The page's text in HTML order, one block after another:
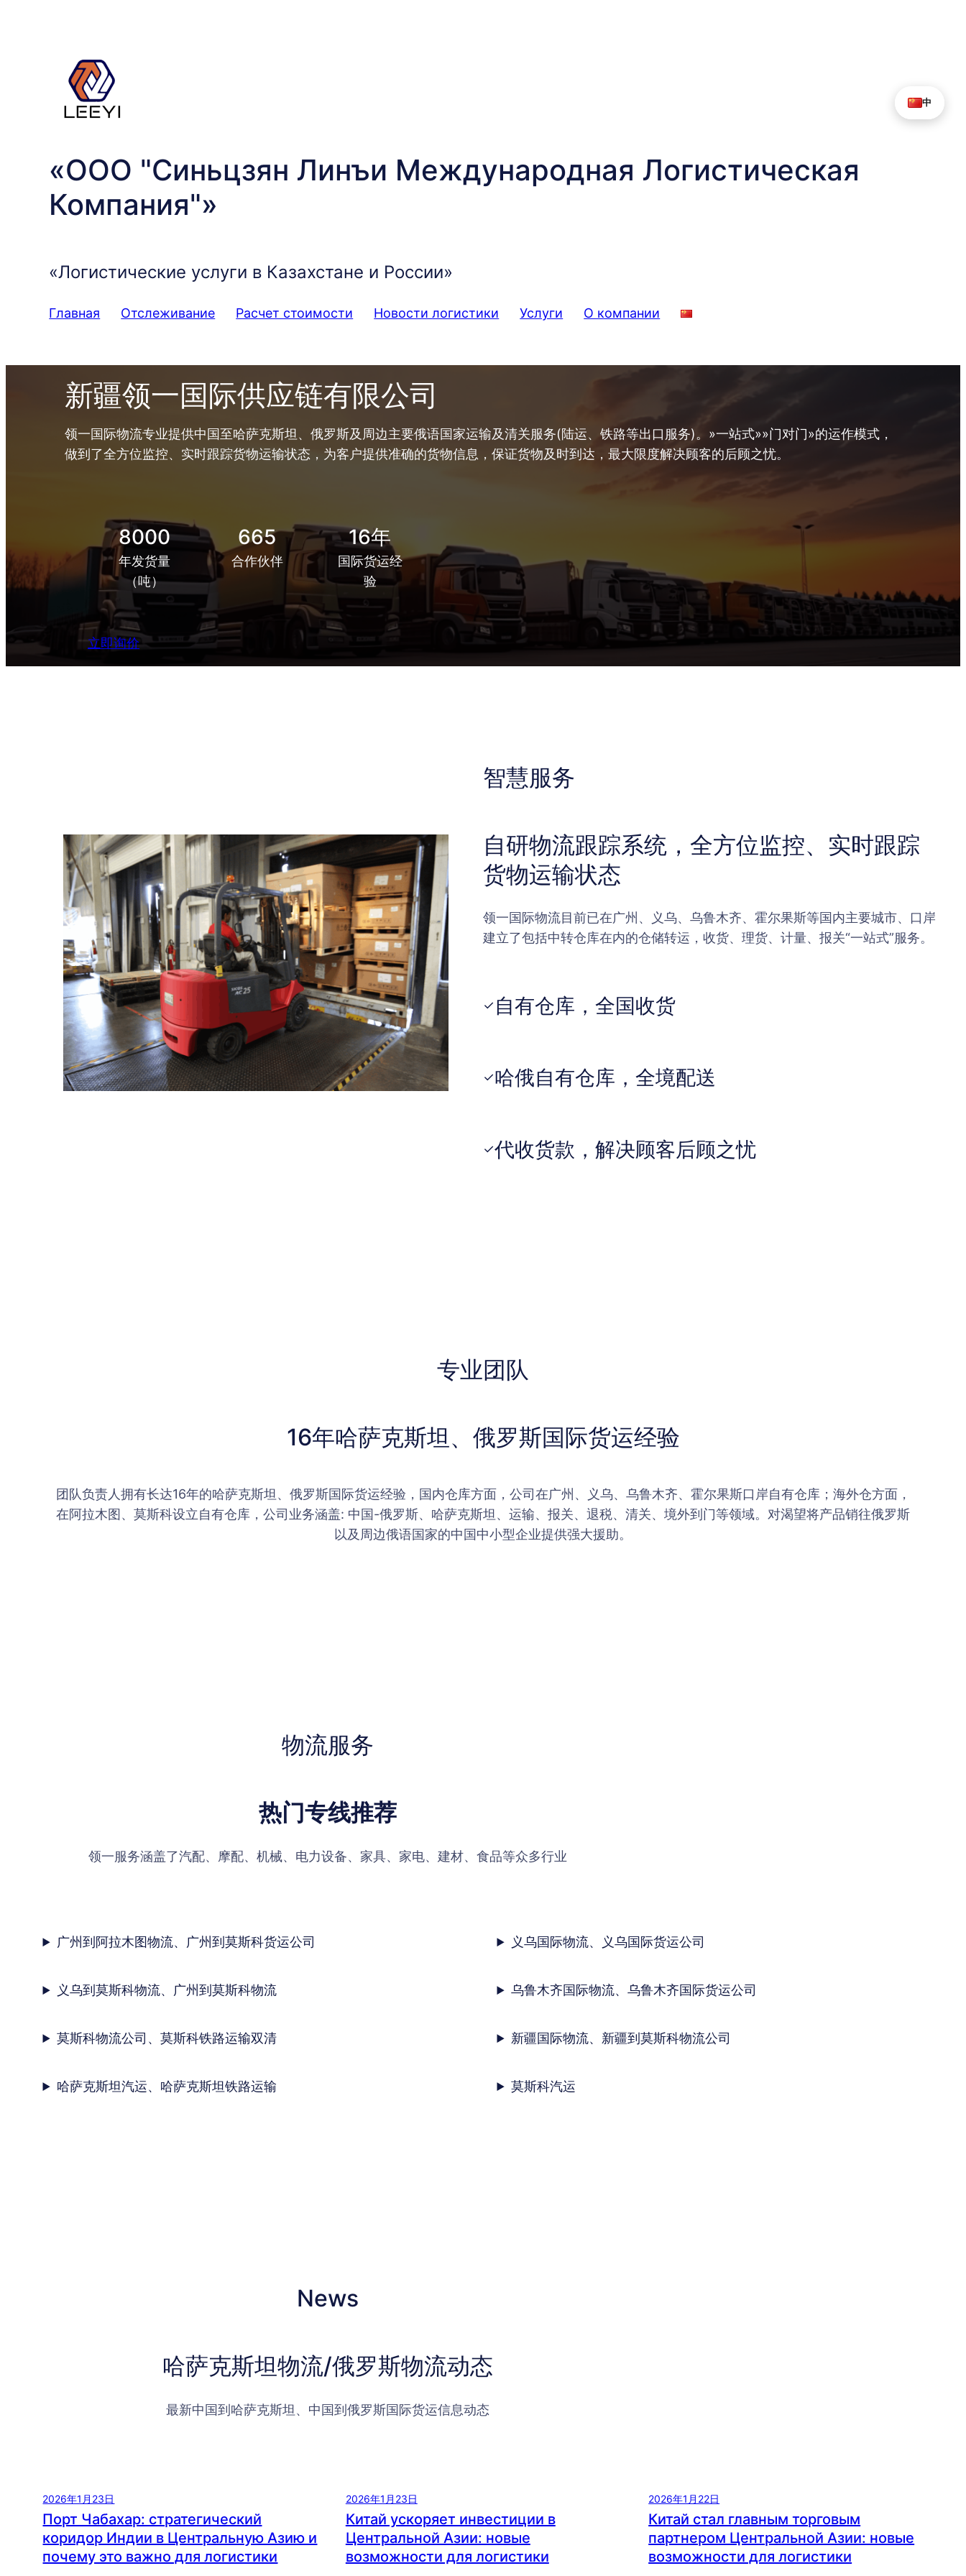
«ООО "Синьцзян Линъи Международная Логистическая
Компания"»
«Логистические услуги в Казахстане и России»
Главная Отслеживание Расчет стоимости Новости логистики Услуги О компании
新疆领一国际供应链有限公司
领一国际物流专业提供中国至哈萨克斯坦、俄罗斯及周边主要俄语国家运输及清关服务(陆运、铁路等出口服务)。»一站式»»门对门»的运作模式，
做到了全方位监控、实时跟踪货物运输状态，为客户提供准确的货物信息，保证货物及时到达，最大限度解决顾客的后顾之忧。
8000
年发货量
（吨）
665
合作伙伴
16年
国际货运经
验
立即询价
智慧服务
自研物流跟踪系统，全方位监控、实时跟踪
货物运输状态
领一国际物流目前已在广州、义乌、乌鲁木齐、霍尔果斯等国内主要城市、口岸
建立了包括中转仓库在内的仓储转运，收货、理货、计量、报关“一站式”服务。
✓ 自有仓库，全国收货
✓哈俄自有仓库，全境配送
✓代收货款，解决顾客后顾之忧
专业团队
16年哈萨克斯坦、俄罗斯国际货运经验
团队负责人拥有长达16年的哈萨克斯坦、俄罗斯国际货运经验，国内仓库方面，公司在广州、义乌、乌鲁木齐、霍尔果斯口岸自有仓库；海外仓方面，
在阿拉木图、莫斯科设立自有仓库，公司业务涵盖: 中国-俄罗斯、哈萨克斯坦、运输、报关、退税、清关、境外到门等领域。对渴望将产品销往俄罗斯
以及周边俄语国家的中国中小型企业提供强大援助。
物流服务
热门专线推荐
领一服务涵盖了汽配、摩配、机械、电力设备、家具、家电、建材、食品等众多行业
广州到阿拉木图物流、广州到莫斯科货运公司
义乌到莫斯科物流、广州到莫斯科物流
莫斯科物流公司、莫斯科铁路运输双清
哈萨克斯坦汽运、哈萨克斯坦铁路运输
义乌国际物流、义乌国际货运公司
乌鲁木齐国际物流、乌鲁木齐国际货运公司
新疆国际物流、新疆到莫斯科物流公司
莫斯科汽运
News
哈萨克斯坦物流/俄罗斯物流动态
最新中国到哈萨克斯坦、中国到俄罗斯国际货运信息动态
2026年1月23日
Порт Чабахар: стратегический
коридор Индии в Центральную Азию и
почему это важно для логистики
2026年1月23日
Китай ускоряет инвестиции в
Центральной Азии: новые
возможности для логистики
2026年1月22日
Китай стал главным торговым
партнером Центральной Азии: новые
возможности для логистики
中